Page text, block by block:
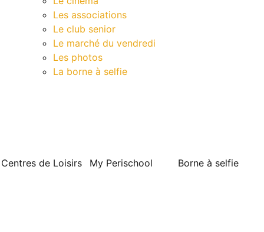
Les associations
Le club senior
Le marché du vendredi
Les photos
La borne à selfie
Centres de Loisirs My Perischool Borne à selfie